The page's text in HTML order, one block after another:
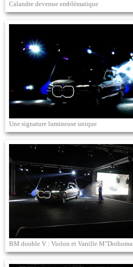
Calandre devenue emblématique
Une signature lumineuse unique
BM double V : Violon et Vanille M"Doihoma